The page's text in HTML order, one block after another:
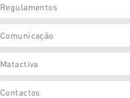
Regulamentos
Comunicação
Matactiva
Contactos